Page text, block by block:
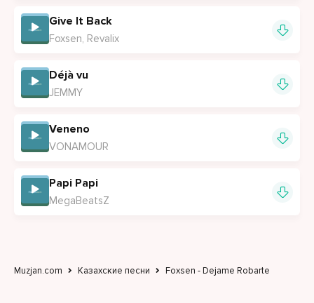
Give It Back
Foxsen, Revalix
Déjà vu
JEMMY
Veneno
VONAMOUR
Papi Papi
MegaBeatsZ
Muzjan.com Казахские песни Foxsen - Dejame Robarte